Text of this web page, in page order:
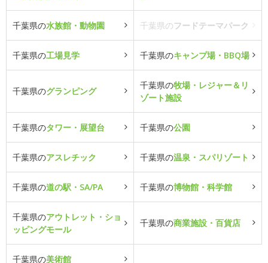
千葉県の水族館・動物園 千葉県のフードテーマパーク
千葉県の工場見学 千葉県のキャンプ場・BBQ場
千葉県のグランピング
千葉県の牧場・レジャー＆リ
ゾート施設
千葉県のタワー・展望台 千葉県の公園
千葉県のアスレチック 千葉県の温泉・スパリゾート
千葉県の道の駅・SA/PA 千葉県の博物館・科学館
千葉県のアウトレット・ショ
ッピングモール
千葉県の商業施設・百貨店
千葉県の美術館